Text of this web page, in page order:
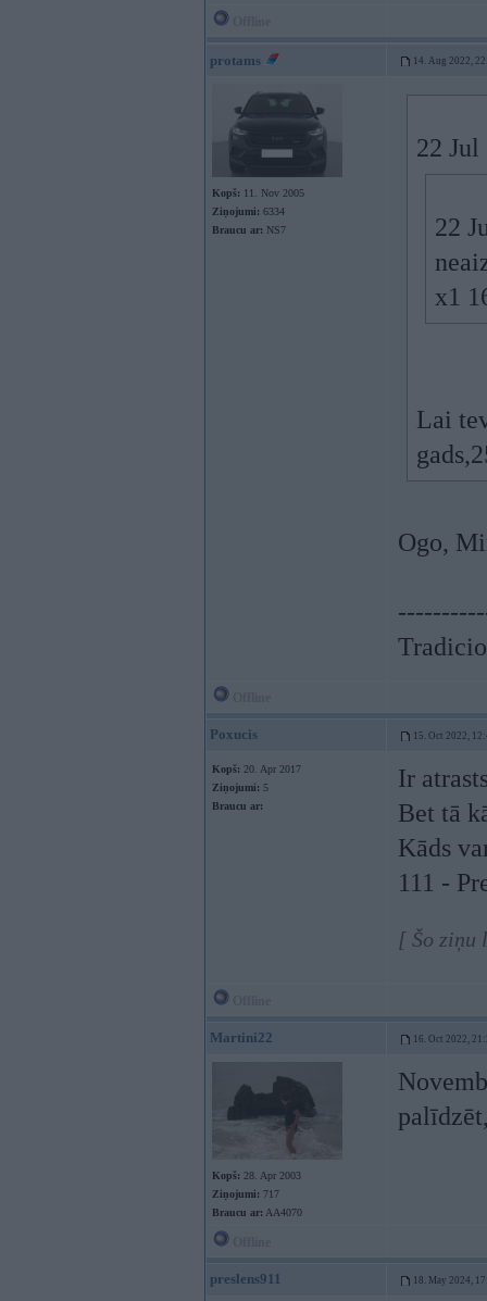
protams 14. Aug 2022,
Kopš: 11. Nov 2005
Ziņojumi: 6334
Braucu ar: NS7
22
22
x1
Lai
Ogo,
Poxucis 15. Oct 2022,
Kopš: 20. Apr 2017
Ziņojumi: 5
Braucu ar:
Ir
Bet tā
Kāds
111 -
[ Šo ziņu
Martini22 16. Oct 2022,
Kopš: 28. Apr 2003
Ziņojumi: 717
Braucu ar: AA4070
preslens911 18. May 2024,